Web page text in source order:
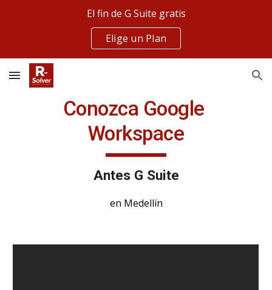
El fin de G Suite gratis
Elige un Plan
Conozca Google
Workspace
Antes G Suite
en Medellín